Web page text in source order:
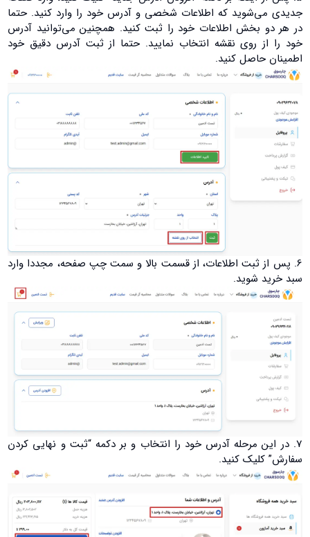
جدیدی می‌شوید که اطلاعات شخصی و آدرس خود را وارد کنید. حتما
در هر دو بخش اطلاعات خود را ثبت کنید. همچنین می‌توانید آدرس
خود را از روی نقشه انتخاب نمایید. حتما از ثبت آدرس دقیق خود
اطمینان حاصل کنید.
6. پس از ثبت اطلاعات، از قسمت بالا و سمت چپ صفحه، مجددا وارد
سبد خرید شوید.
7. در این مرحله آدرس خود را انتخاب و بر دکمه “ثبت و نهایی کردن
سفارش” کلیک کنید.